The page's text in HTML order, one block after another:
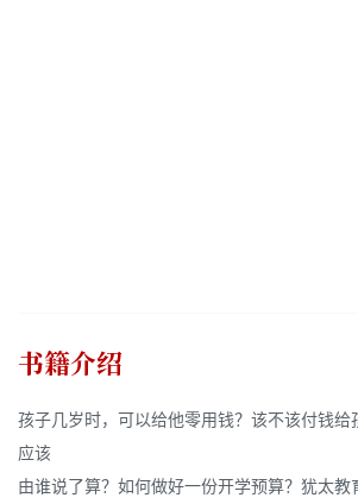
书籍介绍
孩子几岁时，可以给他零用钱？该不该付钱给
应该
由谁说了算？如何做好一份开学预算？犹太教